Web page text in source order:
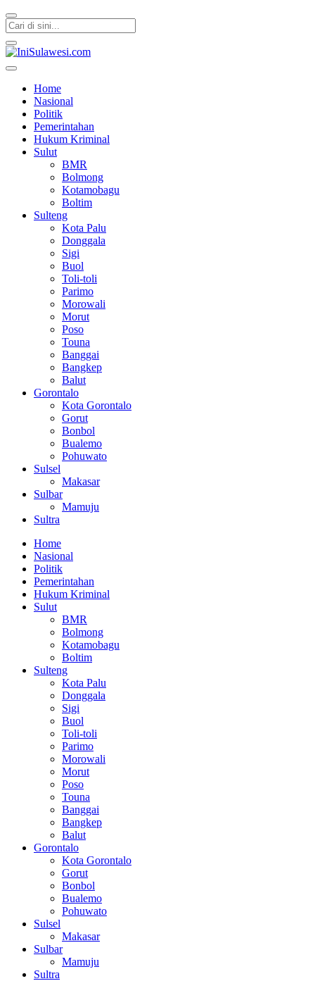
Home
Nasional
Politik
Pemerintahan
Hukum Kriminal
Sulut
BMR
Bolmong
Kotamobagu
Boltim
Sulteng
Kota Palu
Donggala
Sigi
Buol
Toli-toli
Parimo
Morowali
Morut
Poso
Touna
Banggai
Bangkep
Balut
Gorontalo
Kota Gorontalo
Gorut
Bonbol
Bualemo
Pohuwato
Sulsel
Makasar
Sulbar
Mamuju
Sultra
Home
Nasional
Politik
Pemerintahan
Hukum Kriminal
Sulut
BMR
Bolmong
Kotamobagu
Boltim
Sulteng
Kota Palu
Donggala
Sigi
Buol
Toli-toli
Parimo
Morowali
Morut
Poso
Touna
Banggai
Bangkep
Balut
Gorontalo
Kota Gorontalo
Gorut
Bonbol
Bualemo
Pohuwato
Sulsel
Makasar
Sulbar
Mamuju
Sultra